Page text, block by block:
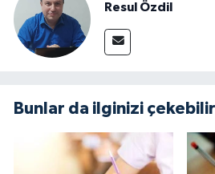
Resul Özdil
Bunlar da ilginizi çekebilir